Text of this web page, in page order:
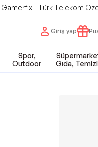
Gamerfix Türk Telekom
Giriş yap
Spor,
Outdoor
Gıda,